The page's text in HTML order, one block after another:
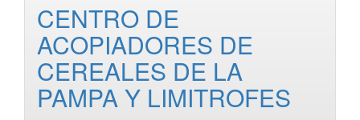
CENTRO DE
ACOPIADORES DE
CEREALES DE LA
PAMPA Y LIMITROFES